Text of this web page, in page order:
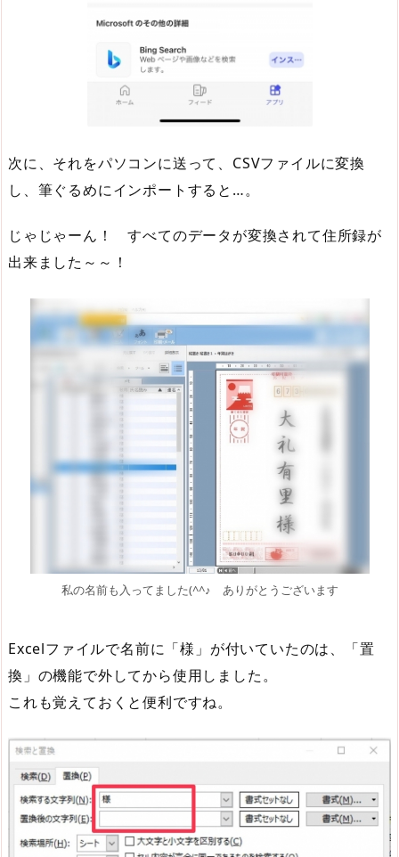
次に、それをパソコンに送って、CSVファイルに変換
し、筆ぐるめにインポートすると…。
じゃじゃーん！ すべてのデータが変換されて住所録が
出来ました～～！
私の名前も入ってました(^^♪ ありがとうございます
Excelファイルで名前に「様」が付いていたのは、「置
換」の機能で外してから使用しました。
これも覚えておくと便利ですね。